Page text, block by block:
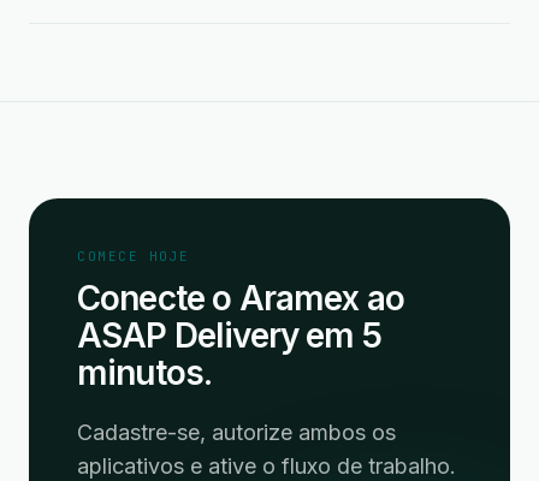
COMECE HOJE
Conecte o Aramex ao
ASAP Delivery em 5
minutos.
Cadastre-se, autorize ambos os
aplicativos e ative o fluxo de trabalho.